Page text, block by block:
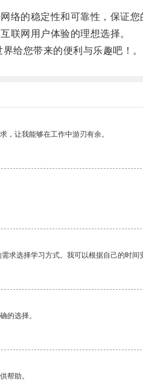
的稳定性和可靠性，保证您
网用户体验的理想选择。
您带来的便利与乐趣吧！。
，让我能够在工作中游刃有余。
求选择学习方式。我可以根据自己的时间
的选择。
帮助。